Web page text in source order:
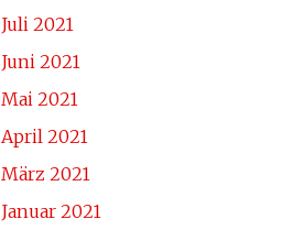
Juli 2021
Juni 2021
Mai 2021
April 2021
März 2021
Januar 2021